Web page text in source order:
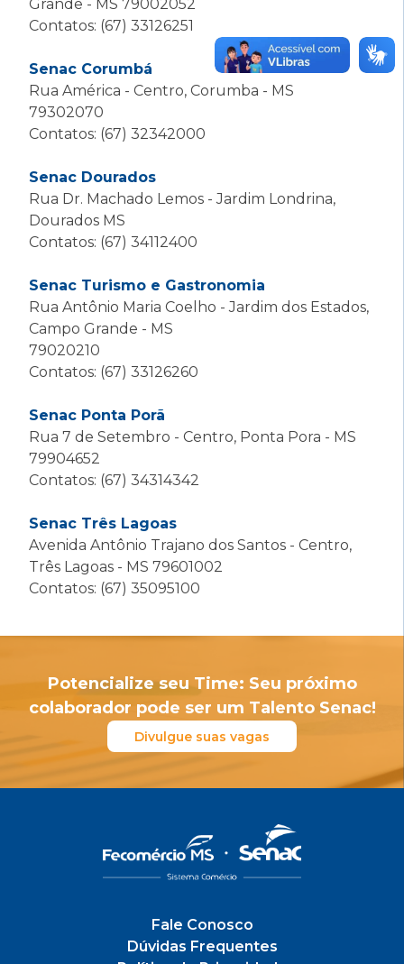
Grande - MS 79002052
Contatos: (67) 33126251
Senac Corumbá
Rua América - Centro, Corumba - MS
79302070
Contatos: (67) 32342000
Senac Dourados
Rua Dr. Machado Lemos - Jardim Londrina,
Dourados MS
Contatos: (67) 34112400
Senac Turismo e Gastronomia
Rua Antônio Maria Coelho - Jardim dos Estados,
Campo Grande - MS
79020210
Contatos: (67) 33126260
Senac Ponta Porã
Rua 7 de Setembro - Centro, Ponta Pora - MS
79904652
Contatos: (67) 34314342
Senac Três Lagoas
Avenida Antônio Trajano dos Santos - Centro,
Três Lagoas - MS 79601002
Contatos: (67) 35095100
Potencialize seu Time: Seu próximo
colaborador pode ser um Talento Senac!
Divulgue suas vagas
Fale Conosco
Dúvidas Frequentes